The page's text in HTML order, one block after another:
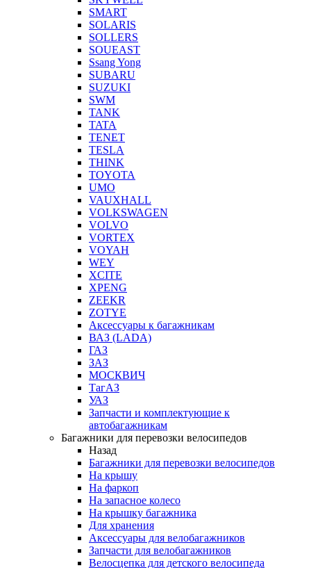
SMART
SOLARIS
SOLLERS
SOUEAST
Ssang Yong
SUBARU
SUZUKI
SWM
TANK
TATA
TENET
TESLA
THINK
TOYOTA
UMO
VAUXHALL
VOLKSWAGEN
VOLVO
VORTEX
VOYAH
WEY
XCITE
XPENG
ZEEKR
ZOTYE
Аксессуары к багажникам
ВАЗ (LADA)
ГАЗ
ЗАЗ
МОСКВИЧ
ТагАЗ
УАЗ
Запчасти и комплектующие к
автобагажникам
Багажники для перевозки велосипедов
Назад
Багажники для перевозки велосипедов
На крышу
На фаркоп
На запасное колесо
На крышку багажника
Для хранения
Аксессуары для велобагажников
Запчасти для велобагажников
Велосцепка для детского велосипеда